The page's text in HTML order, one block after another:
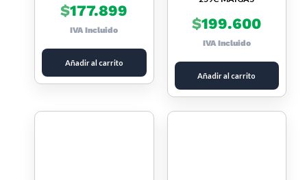
$177.899
IVA Incluido
Añadir al carrito
$199.600
IVA Incluido
Añadir al carrito